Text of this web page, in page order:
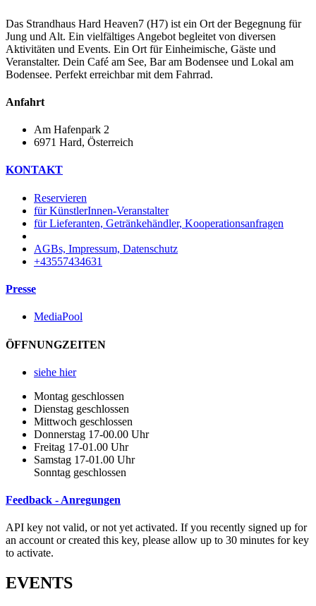
Das Strandhaus Hard Heaven7 (H7) ist ein Ort der Begegnung für
Jung und Alt. Ein vielfältiges Angebot begleitet von diversen
Aktivitäten und Events. Ein Ort für Einheimische, Gäste und
Veranstalter. Dein Café am See, Bar am Bodensee und Lokal am
Bodensee. Perfekt erreichbar mit dem Fahrrad.
Anfahrt
Am Hafenpark 2
6971 Hard, Österreich​
KONTAKT
Reservieren
für KünstlerInnen-Veranstalter
für Lieferanten, Getränkehändler, Kooperationsanfragen
AGBs, Impressum, Datenschutz
+43557434631
Presse
MediaPool
ÖFFNUNGZEITEN
siehe hier
Montag geschlossen
Dienstag geschlossen
Mittwoch geschlossen
Donnerstag 17-00.00 Uhr
Freitag 17-01.00 Uhr
Samstag 17-01.00 Uhr
Sonntag geschlossen
Feedback - Anregungen
API key not valid, or not yet activated. If you recently signed up for
an account or created this key, please allow up to 30 minutes for key
to activate.
EVENTS